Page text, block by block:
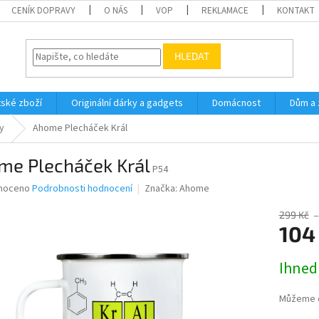
CENÍK DOPRAVY O NÁS VOP REKLAMACE KONTAKT
HLEDAT
zboží Originální dárky a gadgets Domácnost
Dům
Ahome Plecháček Král
Plecháček KrálP54
Podrobnosti hodnocení Značka: Ahome
299 Kč
104
cena: